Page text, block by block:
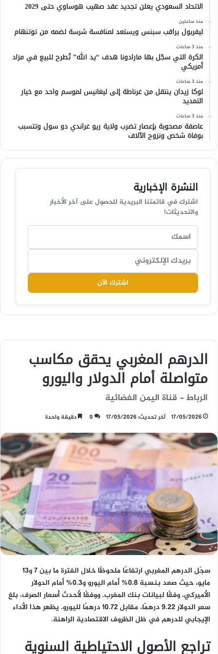
الاتحاد السعودي يعلن تجديد عقد صهيب هوساوي حتى 2029
منذ ساعتين
ليفربول يراقب سبنس ويستعد لمنافسة شرسة لضمه من توتنهام
منذ 3 ساعات
الكرة التي سجّل بها مارادونا هدف “يد الله” تُطرح للبيع في مزاد
أمريكي
منذ 3 ساعات
لوكا زيدان ينتقل من غرناطة إلى ليغانيس لموسم واحد مع خيار
التمديد
منذ 3 ساعات
عاصفة مصحوبة بإعصار تضرب ولاية ريو غراندي دو سول وتتسبب
بوفاة شخص ونزوح الآلاف
النشرة الإخبارية
اشترك في قائمتنا البريدية للحصول على آخر الأخبار
والتحديثات!
اشترك الآن